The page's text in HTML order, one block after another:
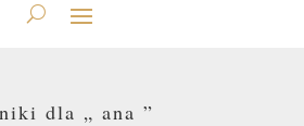
dla „ ana ”